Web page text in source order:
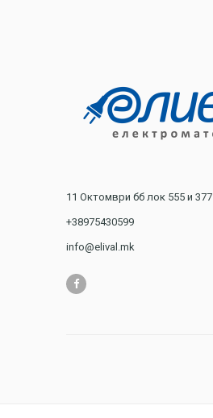
11 Октомври бб лок 555 и 377
+38975430599
info@elival.mk